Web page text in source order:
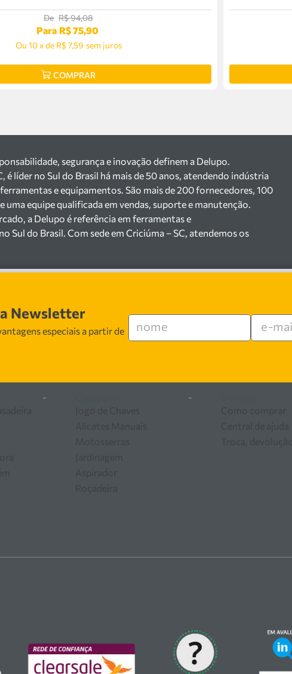
De R$94,08
Para R$75,90
Ou 10 xde R$ 7,59 sem juros
COMPRAR
segurança e inovação definem a Delupo.
é líder no Sul do Brasil há mais de 50 anos, atendendo indústria
e equipamentos. São mais de 200 fornecedores, 100
uma equipe qualificada em vendas, suporte e manutenção.
a Delupo é referência em ferramentas e
Sul do Brasil. Com sede em Criciúma – SC, atendemos os
com um amplo portfólio de produtos à pronta entrega.
ferramentas manuais e elétricas, equipamentos de
especializada em vendas, suporte técnico e
inovação e qualidade em cada atendimento. Encontre
e equipamentos para o seu negócio.
Newsletter
especiais a partir de
-
-